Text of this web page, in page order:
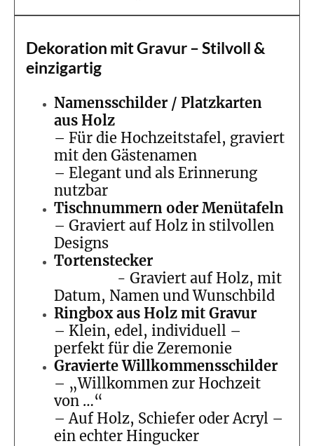
Dekoration mit Gravur – Stilvoll &
einzigartig
Namensschilder / Platzkarten
aus Holz
– Für die Hochzeitstafel, graviert
mit den Gästenamen
– Elegant und als Erinnerung
nutzbar
Tischnummern oder Menütafeln
– Graviert auf Holz in stilvollen
Designs
Tortenstecker
- Graviert auf Holz, mit
Datum, Namen und Wunschbild
Ringbox aus Holz mit Gravur
– Klein, edel, individuell –
perfekt für die Zeremonie
Gravierte Willkommensschilder
– „Willkommen zur Hochzeit
von …“
– Auf Holz, Schiefer oder Acryl –
ein echter Hingucker